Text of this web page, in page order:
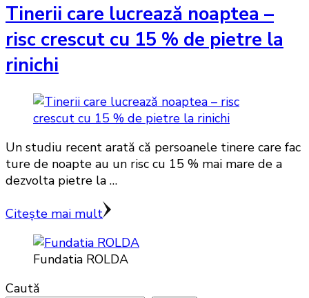
Tinerii care lucrează noaptea –
risc crescut cu 15 % de pietre la
rinichi
Un studiu recent arată că persoanele tinere care fac
ture de noapte au un risc cu 15 % mai mare de a
dezvolta pietre la …
Citește mai mult
Fundatia ROLDA
Caută